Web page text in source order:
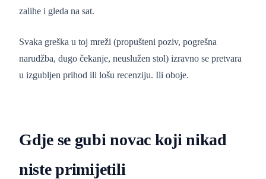
zalihe i gleda na sat.
Svaka greška u toj mreži (propušteni poziv, pogrešna
narudžba, dugo čekanje, neuslužen stol) izravno se pretvara
u izgubljen prihod ili lošu recenziju. Ili oboje.
Gdje se gubi novac koji nikad
niste primijetili